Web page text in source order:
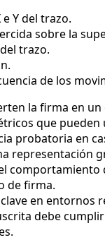
Y del trazo.
sobre la
trazo.
de los
la firma en
que pueden
probatoria en
representación
comportamiento
de firma.
en entornos
debe